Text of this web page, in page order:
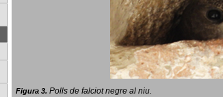
Figura 3. Polls de falciot negre al niu.